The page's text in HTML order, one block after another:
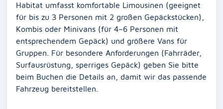
Habitat umfasst komfortable Limousinen (geeignet
für bis zu 3 Personen mit 2 großen Gepäckstücken),
Kombis oder Minivans (für 4–6 Personen mit
entsprechendem Gepäck) und größere Vans für
Gruppen. Für besondere Anforderungen (Fahrräder,
Surfausrüstung, sperriges Gepäck) geben Sie bitte
beim Buchen die Details an, damit wir das passende
Fahrzeug bereitstellen.